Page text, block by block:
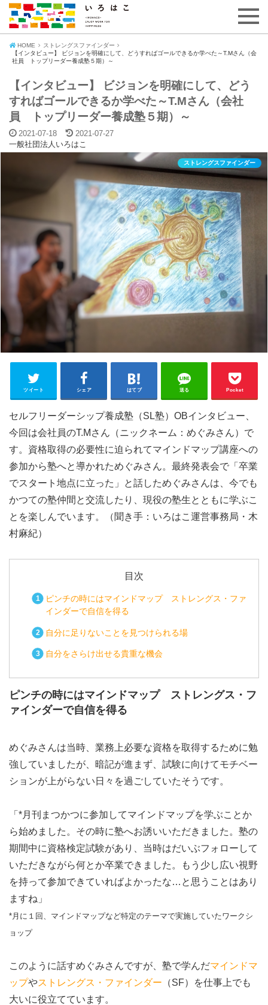
HOME
ストレングスファインダー
【インタビュー】 ビジョンを明確にして、どうすればゴールできるか学べた～T.Mさん（会
社員 トップリーダー養成塾５期）～
【インタビュー】 ビジョンを明確にして、どう
すればゴールできるか学べた～T.Mさん（会社
員 トップリーダー養成塾５期）～
2021-07-18
2021-07-27
一般社団法人いろはこ
ストレングスファインダー
ツイート シェア はてブ 送る Pocket
セルフリーダーシップ養成塾（SL塾）OBインタビュー、
今回は会社員のT.Mさん（ニックネーム：めぐみさん）で
す。資格取得の必要性に迫られてマインドマップ講座への
参加から塾へと導かれためぐみさん。最終発表会で「卒業
でスタート地点に立った」と話しためぐみさんは、今でも
かつての塾仲間と交流したり、現役の塾生とともに学ぶこ
とを楽しんでいます。（聞き手：いろはこ運営事務局・木
村麻紀）
目次
ピンチの時にはマインドマップ ストレングス・ファ
インダーで自信を得る
自分に足りないことを見つけられる場
自分をさらけ出せる貴重な機会
ピンチの時にはマインドマップ ストレングス・フ
ァインダーで自信を得る
めぐみさんは当時、業務上必要な資格を取得するために勉
強していましたが、暗記が進まず、試験に向けてモチベー
ションが上がらない日々を過ごしていたそうです。
「*月刊まつかつに参加してマインドマップを学ぶことか
ら始めました。その時に塾へお誘いいただきました。塾の
期間中に資格検定試験があり、当時はだいぶフォローして
いただきながら何とか卒業できました。もう少し広い視野
を持って参加できていればよかったな…と思うことはあり
ますね」
*月に１回、マインドマップなど特定のテーマで実施していたワークシ
ョップ
このように話すめぐみさんですが、塾で学んだマインドマ
ップやストレングス・ファインダー （SF）を仕事上でも
大いに役立てています。